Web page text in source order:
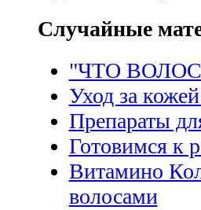
Случайные
"ЧТО
Уход за
Препараты
Готовимся к
Витамино
волосами